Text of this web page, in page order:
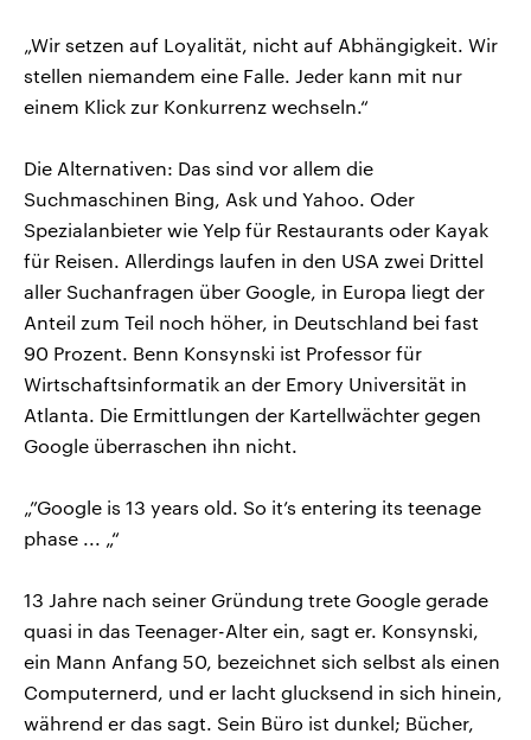
„Wir setzen auf Loyalität, nicht auf Abhängigkeit. Wir
stellen niemandem eine Falle. Jeder kann mit nur
einem Klick zur Konkurrenz wechseln.“
Die Alternativen: Das sind vor allem die
Suchmaschinen Bing, Ask und Yahoo. Oder
Spezialanbieter wie Yelp für Restaurants oder Kayak
für Reisen. Allerdings laufen in den USA zwei Drittel
aller Suchanfragen über Google, in Europa liegt der
Anteil zum Teil noch höher, in Deutschland bei fast
90 Prozent. Benn Konsynski ist Professor für
Wirtschaftsinformatik an der Emory Universität in
Atlanta. Die Ermittlungen der Kartellwächter gegen
Google überraschen ihn nicht.
„”Google is 13 years old. So it’s entering its teenage
phase ... „“
13 Jahre nach seiner Gründung trete Google gerade
quasi in das Teenager-Alter ein, sagt er. Konsynski,
ein Mann Anfang 50, bezeichnet sich selbst als einen
Computernerd, und er lacht glucksend in sich hinein,
während er das sagt. Sein Büro ist dunkel; Bücher,